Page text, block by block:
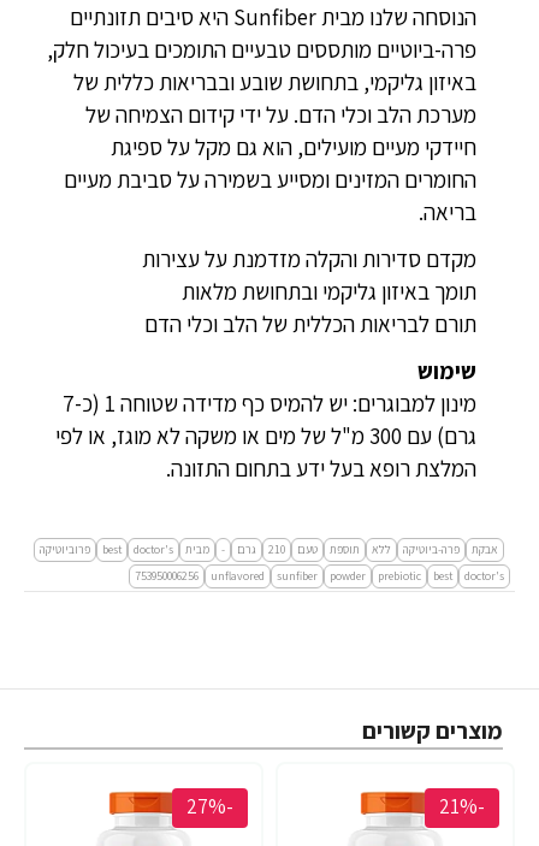
הנוסחה שלנו מבית Sunfiber היא סיבים תזונתיים
פרה-ביוטיים מותססים טבעיים התומכים בעיכול חלק,
באיזון גליקמי, בתחושת שובע ובבריאות כללית של
מערכת הלב וכלי הדם. על ידי קידום הצמיחה של
חיידקי מעיים מועילים, הוא גם מקל על ספיגת
החומרים המזינים ומסייע בשמירה על סביבת מעיים
בריאה.
מקדם סדירות והקלה מזדמנת על עצירות
תומך באיזון גליקמי ובתחושת מלאות
תורם לבריאות הכללית של הלב וכלי הדם
שימוש
מינון למבוגרים: יש להמיס כף מדידה שטוחה 1 (כ-7
גרם) עם 300 מ"ל של מים או משקה לא מוגז, או לפי
המלצת רופא בעל ידע בתחום התזונה.
אבקת פרה-ביוטיקה ללא תוספת טעם 210 גרם - מבית doctor's
best
פרוביוטיקה
doctor's
best
prebiotic
powder
sunfiber
unflavored
753950006256
מוצרים קשורים
-21%
-27%